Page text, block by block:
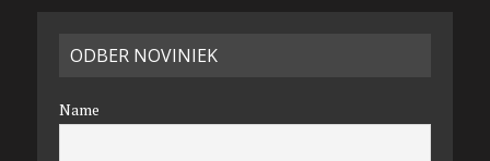
ODBER NOVINIEK
Name